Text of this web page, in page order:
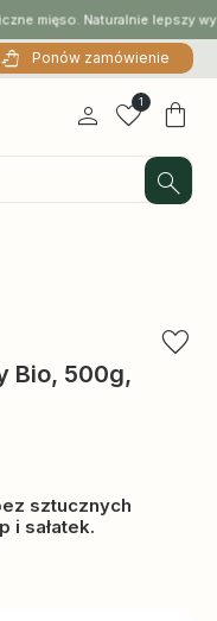
mięso. Naturalnie lepszy
Ponów zamówienie
1
Bio, 500g,
sztucznych
i sałatek.